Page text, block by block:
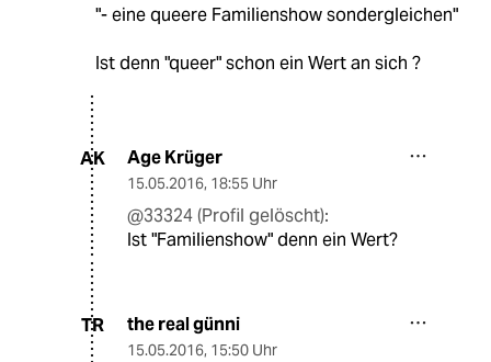
"- eine queere Familienshow sondergleichen"
Ist denn "queer" schon ein Wert an sich ?
AK Age Krüger
15.05.2016, 18:55 Uhr
@33324 (Profil gelöscht):
Ist "Familienshow" denn ein Wert?
TR the real günni
15.05.2016, 15:50 Uhr